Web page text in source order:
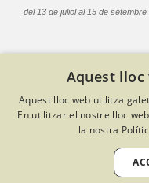
del 13 de juliol al 15 de
© Col·legi Oficial Infermeres i
Criteris de privacitat
Política de protecció de dades
Aquest
Aquest lloc web utilitza
En utilitzar el nostre lloc
la nostra